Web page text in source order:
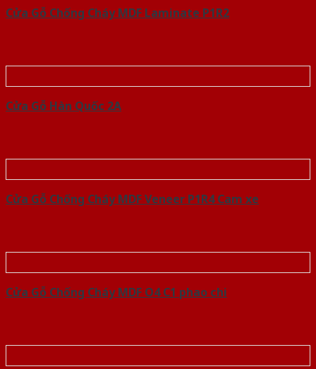
Cửa Gỗ Chống Cháy MDF Laminate P1R2
Cửa Gỗ Hàn Quốc 2A
Cửa Gỗ Chống Cháy MDF Veneer P1R4 Cam xe
Cửa Gỗ Chống Cháy MDF O4 C1 phao chi